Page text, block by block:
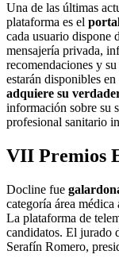
Una de las últimas
plataforma es el
cada usuario dispone
mensajería privada,
recomendaciones y
estarán disponibles
adquiere su
información sobre su
profesional sanitario
VII Premios
Docline fue
categoría área
La plataforma de
candidatos. El jurado
Serafín Romero,